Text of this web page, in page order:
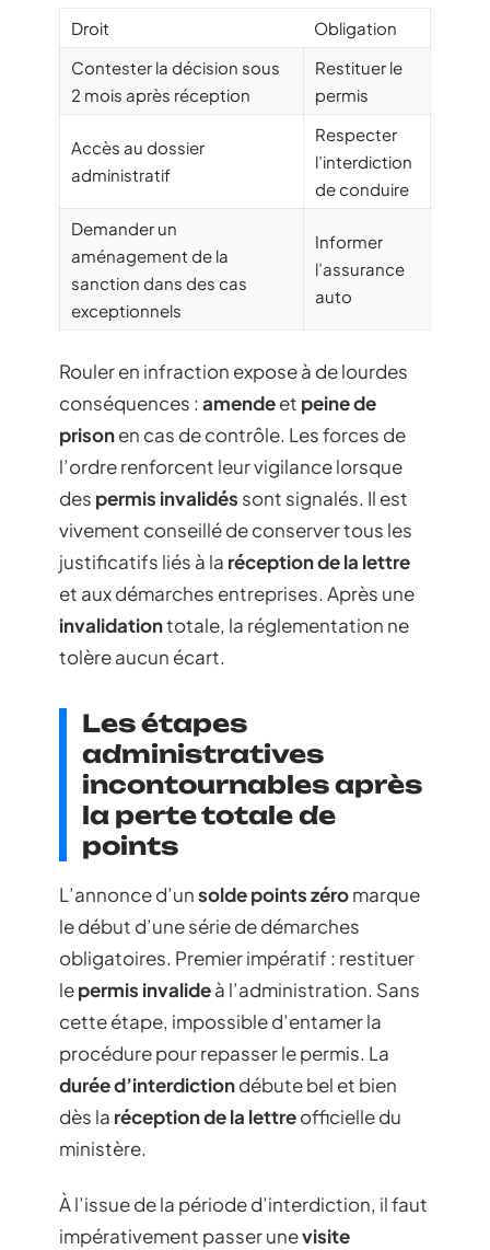
Droit
Obligation
Contester la décision sous
2 mois après réception
Restituer le
permis
Accès au dossier
administratif
Respecter
l’interdiction
de conduire
Demander un
aménagement de la
sanction dans des cas
exceptionnels
Informer
l’assurance
auto
Rouler en infraction expose à de lourdes
conséquences : amendeet peine de
prisonen cas de contrôle. Les forces de
l’ordre renforcent leur vigilance lorsque
des permis invalidés sont signalés. Il est
vivement conseillé de conserver tous les
justificatifs liés à la réception de la lettre
et aux démarches entreprises. Après une
invalidationtotale, la réglementation ne
tolère aucun écart.
Les étapes
administratives
incontournables après
la perte totale de
points
L’annonce d’unsolde points zéromarque
le début d’une série de démarches
obligatoires. Premier impératif : restituer
lepermis invalideà l’administration. Sans
cette étape, impossible d’entamer la
procédure pour repasser le permis. La
durée d’interdictiondébute bel et bien
dès la réception de la lettreofficielle du
ministère.
À l’issue de la période d’interdiction, il faut
impérativement passer unevisite